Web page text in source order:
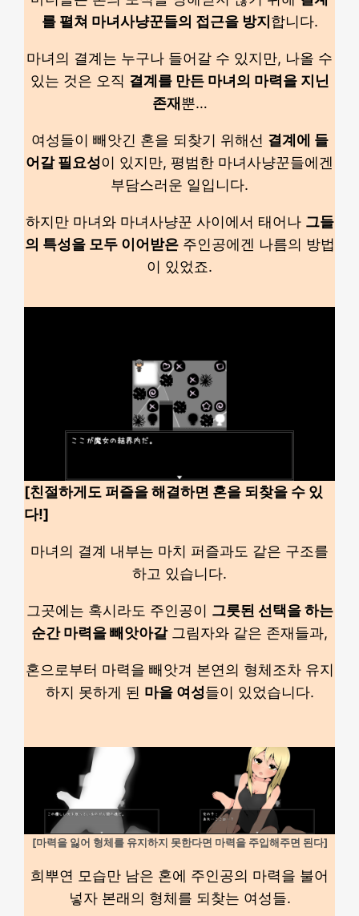
를 펼쳐 마녀사냥꾼들의 접근을 방지합니다.
마녀의 결계는 누구나 들어갈 수 있지만, 나올 수
있는 것은 오직 결계를 만든 마녀의 마력을 지닌
존재뿐…
여성들이 빼앗긴 혼을 되찾기 위해선 결계에 들
어갈 필요성이 있지만, 평범한 마녀사냥꾼들에겐
부담스러운 일입니다.
하지만 마녀와 마녀사냥꾼 사이에서 태어나 그들
의 특성을 모두 이어받은주인공에겐 나름의 방법
이 있었죠.
[친절하게도 퍼즐을 해결하면 혼을 되찾을 수 있
다!]
마녀의 결계 내부는 마치 퍼즐과도 같은 구조를
하고 있습니다.
그곳에는 혹시라도 주인공이 그릇된 선택을 하는
순간 마력을 빼앗아갈그림자와 같은 존재들과,
혼으로부터 마력을 빼앗겨 본연의 형체조차 유지
하지 못하게 된 마을 여성들이 있었습니다.
[마력을 잃어 형체를 유지하지 못한다면 마력을 주입해주면 된다]
희뿌연 모습만 남은 혼에 주인공의 마력을 불어
넣자 본래의 형체를 되찾는 여성들.